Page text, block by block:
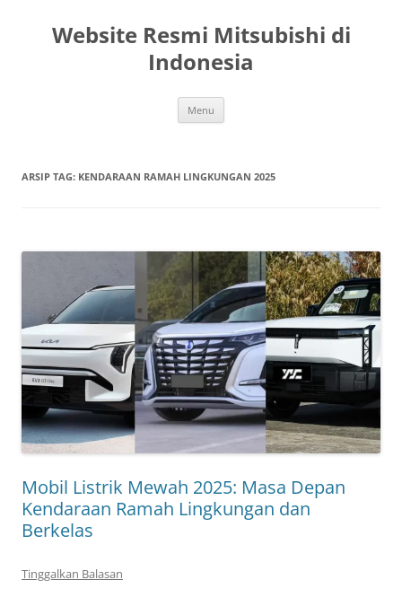
Website Resmi Mitsubishi di
Indonesia
Menu
ARSIP TAG: KENDARAAN RAMAH LINGKUNGAN 2025
Mobil Listrik Mewah 2025: Masa Depan
Kendaraan Ramah Lingkungan dan
Berkelas
Tinggalkan Balasan